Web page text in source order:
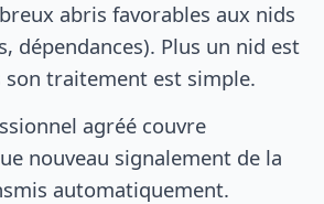
abris favorables aux nids
dépendances). Plus un nid est
traitement est simple.
agréé couvre
nouveau signalement de la
automatiquement.